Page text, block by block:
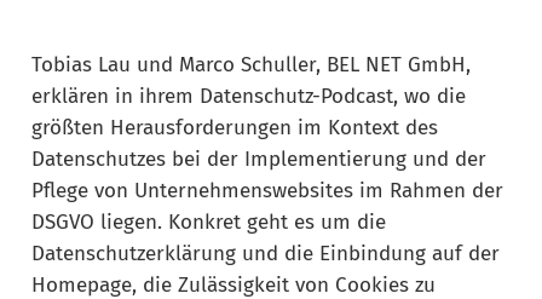
Tobias Lau und Marco Schuller, BEL NET GmbH,
erklären in ihrem Datenschutz-Podcast, wo die
größten Herausforderungen im Kontext des
Datenschutzes bei der Implementierung und der
Pflege von Unternehmenswebsites im Rahmen der
DSGVO liegen. Konkret geht es um die
Datenschutzerklärung und die Einbindung auf der
Homepage, die Zulässigkeit von Cookies zu